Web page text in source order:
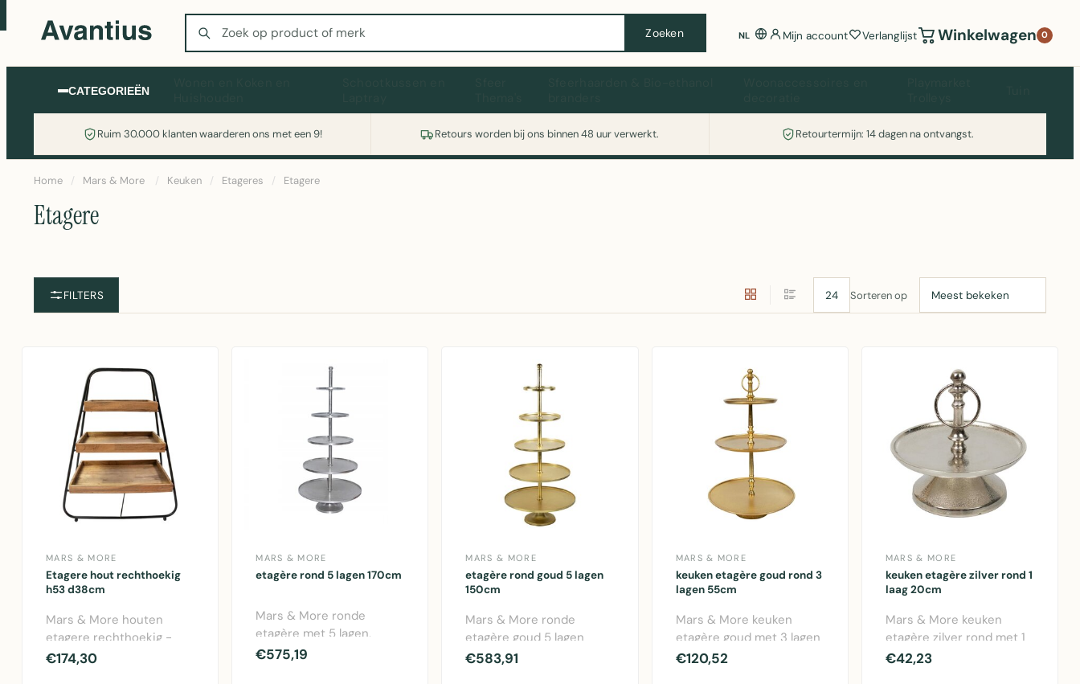
Zoeken
Zoeken NL Mijn account Verlanglijst Winkelwagen 0
CATEGORIEËN
Ruim 30.000 klanten waarderen ons met een 9! Retours worden bij ons binnen 48 uur verwerkt. Retourtermijn: 14 dagen na ontvangst.
Wasmachine of koelkast nodig? Vergelijk alle prijzen op Witgoedaanbod.nl
Home / Mars & More / Keuken / Etageres / Etagere
Etagere
FILTERS Sorteren op
MARS & MORE
Etagere hout rechthoekig
h53 d38cm
Mars & More houten
etagere rechthoekig -
elegant wandrek in hout
€174,30
MARS & MORE
etagère rond 5 lagen 170cm
Mars & More ronde
etagère met 5 lagen,
170cm hoog. Zilver
€575,19
MARS & MORE
etagère rond goud 5 lagen
150cm
Mars & More ronde
etagère goud 5 lagen
150cm. Elegante
€583,91
MARS & MORE
keuken etagère goud rond 3
lagen 55cm
Mars & More keuken
etagère goud met 3 lagen
voor optimale
€120,52
MARS & MORE
keuken etagère zilver rond 1
laag 20cm
Mars & More keuken
etagère zilver rond met 1
laag. Compact design van
€42,23